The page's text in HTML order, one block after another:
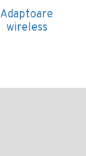
Adaptoare
wireless